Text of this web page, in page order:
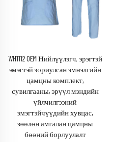
WH1112 OEM Нийлүүлэгч, эрэгтэй
эмэгтэй зориулсан эмнэлгийн
цамцны комплект,
сувилгааны, эрүүл мэндийн
үйлчилгээний
эмэгтэйчүүдийн хувцас,
зөөлөн амгалан цамцны
бөөний борлуулалт